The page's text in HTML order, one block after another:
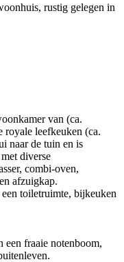
rustig gelegen in
van (ca.
royale leefkeuken (ca.
naar de tuin en is
diverse
combi-oven,
afzuigkap.
toiletruimte, bijkeuken
een fraaie notenboom,